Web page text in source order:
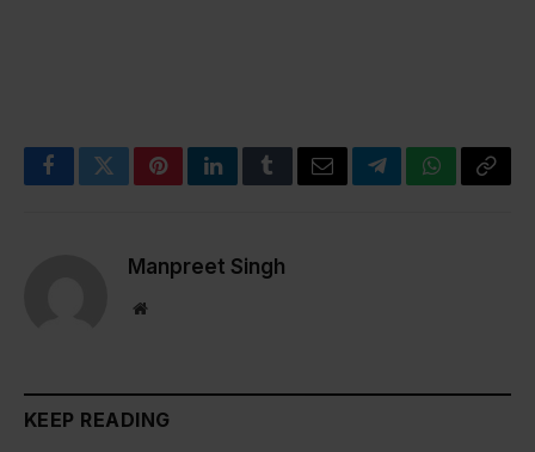
FacebookTwitterPinterestLinkedInTumblrEmailTelegramWhatsApp
Copy
Manpreet Singh
Website
KEEP READING